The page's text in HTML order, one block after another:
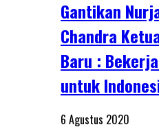
Gantikan
Chandra
Baru :
untuk
6 Agustus 2020